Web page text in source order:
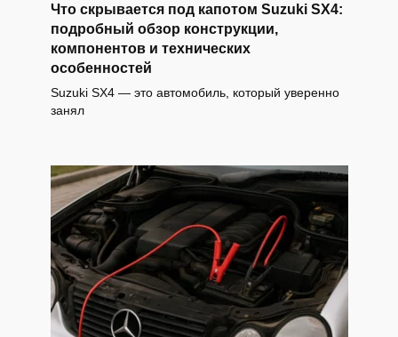
Что скрывается под капотом Suzuki SX4:
подробный обзор конструкции,
компонентов и технических
особенностей
Suzuki SX4 — это автомобиль, который уверенно
занял